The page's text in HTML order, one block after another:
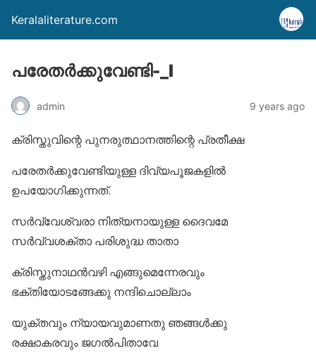
Keralaliterature.com
പരേതര്‍ക്കുവേണ്ടി-_I
admin 9 years ago
ക്രിസ്തുവിന്റെ പുനരുത്ഥാനത്തിന്റെ പ്രതീക്ഷ
പരേതര്‍ക്കുവേണ്ടിയുള്ള ദിവ്യപൂജകളില്‍
ഉപയോഗിക്കുന്നത്.
സര്‍വ്വേശ്വരാ നിത്യനായുള്ള ദൈവമേ
സര്‍വ്വശക്താ പരിശുദ്ധ താതാ
ക്രിസ്തുനാഥന്‍വഴി എങ്ങുമെന്നേരവും
ഭക്തിയോടങ്ങേക്കു നന്ദിചൊല്ലാം
യുക്തവും ന്യായവുമാണതു ഞങ്ങള്‍ക്കു
രക്ഷാകരവും ജഗല്‍പിതാവേ